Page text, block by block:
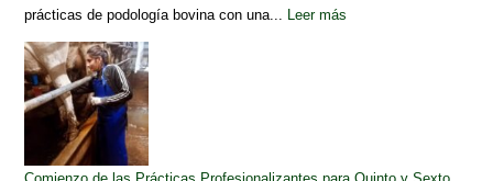
prácticas de podología bovina con una... Leer más